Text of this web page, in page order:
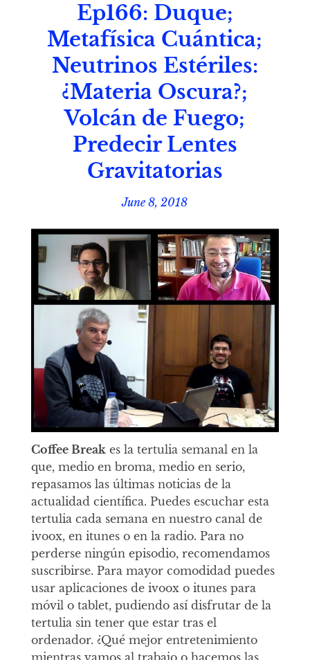
Ep166: Duque;
Metafísica Cuántica;
Neutrinos Estériles:
¿Materia Oscura?;
Volcán de Fuego;
Predecir Lentes
Gravitatorias
June 8, 2018
Coffee Break es la tertulia semanal en la
que, medio en broma, medio en serio,
repasamos las últimas noticias de la
actualidad científica. Puedes escuchar esta
tertulia cada semana en nuestro canal de
ivoox, en itunes o en la radio. Para no
perderse ningún episodio, recomendamos
suscribirse. Para mayor comodidad puedes
usar aplicaciones de ivoox o itunes para
móvil o tablet, pudiendo así disfrutar de la
tertulia sin tener que estar tras el
ordenador. ¿Qué mejor entretenimiento
mientras vamos al trabajo o hacemos las